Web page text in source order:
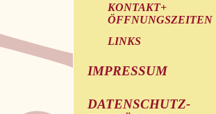
KONTAKT+
ÖFFNUNGSZEITEN
LINKS
IMPRESSUM
DATENSCHUTZ-